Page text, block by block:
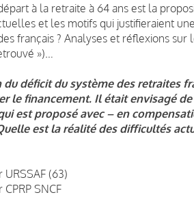
à la retraite à 64 ans est la
et les motifs qui justifieraient
français ? Analyses et réflexions
»)…
déficit du système des retraites
le financement. Il était envisagé de
qui est proposé avec – en
est la réalité des difficultés
(63)
SNCF